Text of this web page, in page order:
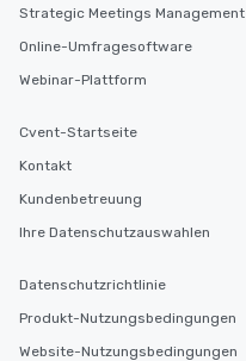
Strategic Meetings Management
Online-Umfragesoftware
Webinar-Plattform
Cvent-Startseite
Kontakt
Kundenbetreuung
Ihre Datenschutzauswahlen
Datenschutzrichtlinie
Produkt-Nutzungsbedingungen
Website-Nutzungsbedingungen